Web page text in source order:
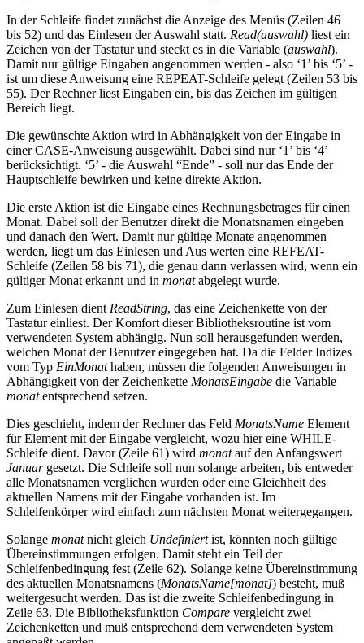
In der Schleife findet zunächst die Anzeige des Menüs (Zeilen 46
bis 52) und das Einlesen der Auswahl statt. Read(auswahl) liest ein
Zeichen von der Tastatur und steckt es in die Variable (auswahl).
Damit nur gültige Eingaben angenommen werden - also ‘1’ bis ‘5’ -
ist um diese Anweisung eine REPEAT-Schleife gelegt (Zeilen 53 bis
55). Der Rechner liest Eingaben ein, bis das Zeichen im gültigen
Bereich liegt.
Die gewünschte Aktion wird in Abhängigkeit von der Eingabe in
einer CASE-Anweisung ausgewählt. Dabei sind nur ‘1’ bis ‘4’
berücksichtigt. ‘5’ - die Auswahl “Ende” - soll nur das Ende der
Hauptschleife bewirken und keine direkte Aktion.
Die erste Aktion ist die Eingabe eines Rechnungsbetrages für einen
Monat. Dabei soll der Benutzer direkt die Monatsnamen eingeben
und danach den Wert. Damit nur gültige Monate angenommen
werden, liegt um das Einlesen und Aus werten eine REFEAT-
Schleife (Zeilen 58 bis 71), die genau dann verlassen wird, wenn ein
gültiger Monat erkannt und in monatabgelegt wurde.
Zum Einlesen dient ReadString, das eine Zeichenkette von der
Tastatur einliest. Der Komfort dieser Bibliotheksroutine ist vom
verwendeten System abhängig. Nun soll herausgefunden werden,
welchen Monat der Benutzer eingegeben hat. Da die Felder Indizes
vom Typ EinMonathaben, müssen die folgenden Anweisungen in
Abhängigkeit von der Zeichenkette MonatsEingabe die Variable
monatentsprechend setzen.
Dies geschieht, indem der Rechner das Feld MonatsName Element
für Element mit der Eingabe vergleicht, wozu hier eine WHILE-
Schleife dient. Davor (Zeile 61) wird monatauf den Anfangswert
Januargesetzt. Die Schleife soll nun solange arbeiten, bis entweder
alle Monatsnamen verglichen wurden oder eine Gleichheit des
aktuellen Namens mit der Eingabe vorhanden ist. Im
Schleifenkörper wird einfach zum nächsten Monat weitergegangen.
Solange monatnicht gleich Undefiniertist, könnten noch gültige
Übereinstimmungen erfolgen. Damit steht ein Teil der
Schleifenbedingung fest (Zeile 62). Solange keine Übereinstimmung
des aktuellen Monatsnamens (MonatsName[monat]) besteht, muß
weitergesucht werden. Das ist die zweite Schleifenbedingung in
Zeile 63. Die Bibliotheksfunktion Compare vergleicht zwei
Zeichenketten und muß entsprechend dem verwendeten System